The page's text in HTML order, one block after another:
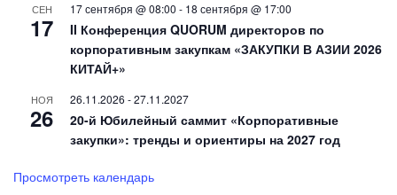
СЕН
17
17 сентября @ 08:00 - 18 сентября @ 17:00
II Конференция QUORUM директоров по
корпоративным закупкам «ЗАКУПКИ В АЗИИ 2026
КИТАЙ+»
НОЯ
26
26.11.2026 -27.11.2027
20-й Юбилейный саммит «Корпоративные
закупки»: тренды и ориентиры на 2027 год
Просмотреть календарь